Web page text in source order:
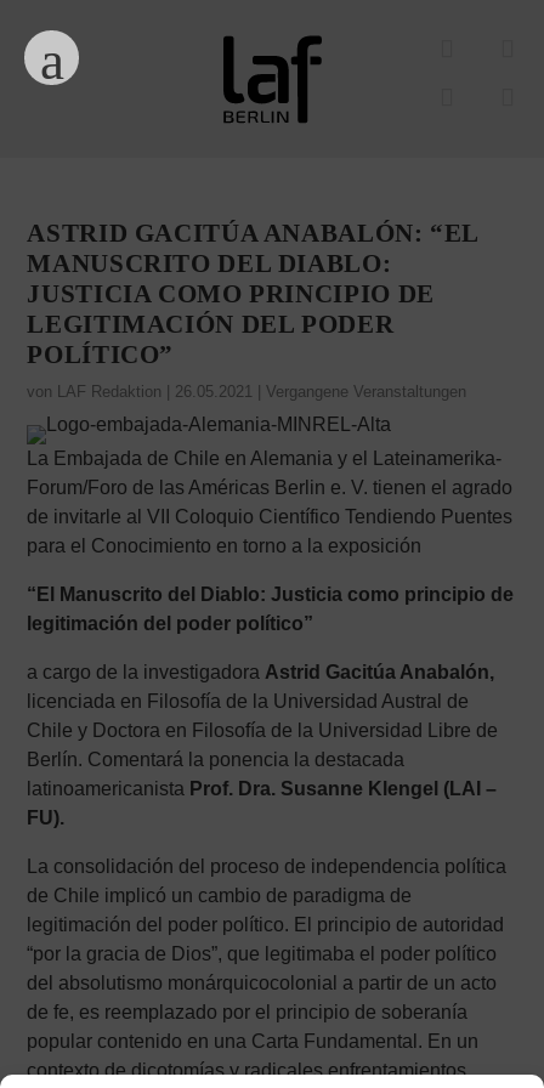
ASTRID GACITÚA ANABALÓN: “EL
MANUSCRITO DEL DIABLO:
JUSTICIA COMO PRINCIPIO DE
LEGITIMACIÓN DEL PODER
POLÍTICO”
von LAF Redaktion 26.05.2021 |Vergangene Veranstaltungen
La Embajada de Chile en Alemania y el Lateinamerika-
Forum/Foro de las Américas Berlin e. V. tienen el agrado
de invitarle al VII Coloquio Científico Tendiendo Puentes
para el Conocimiento en torno a la exposición
“El Manuscrito del Diablo: Justicia como principio de
legitimación del poder político”
a cargo de la investigadora Astrid Gacitúa Anabalón,
licenciada en Filosofía de la Universidad Austral de
Chile y Doctora en Filosofía de la Universidad Libre de
Berlín. Comentará la ponencia la destacada
latinoamericanista Prof. Dra. Susanne Klengel (LAI –
FU).
La consolidación del proceso de independencia política
de Chile implicó un cambio de paradigma de
legitimación del poder político. El principio de autoridad
“por la gracia de Dios”, que legitimaba el poder político
del absolutismo monárquicocolonial a partir de un acto
de fe, es reemplazado por el principio de soberanía
popular contenido en una Carta Fundamental. En un
contexto de dicotomías y radicales enfrentamientos